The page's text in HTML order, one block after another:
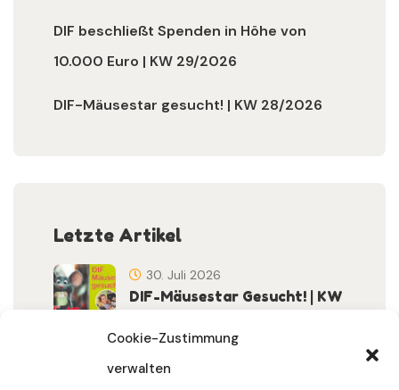
Cookie-Zustimmung
verwalten
DIF beschließt Spenden in Höhe von
10.000 Euro | KW 29/2026
DIF-Mäusestar gesucht! | KW 28/2026
Letzte Artikel
DIF-Mäusestar Gesucht! | KW
30. Juli 2026
30. Juli 2026